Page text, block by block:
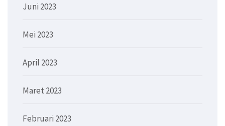
Juni 2023
Mei 2023
April 2023
Maret 2023
Februari 2023